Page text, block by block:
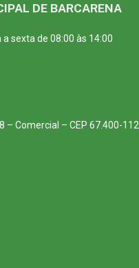
DE BARCARENA
sexta de 08:00 às 14:00
– Comercial – CEP 67.400-112